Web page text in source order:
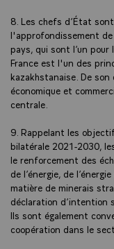
8. Les chefs d’État
l'approfondissement
pays, qui sont l’un
France est l'un des
kazakhstanaise. De
économique et
centrale.
9. Rappelant les
bilatérale 2021-2030,
le renforcement des
de l’énergie, de
matière de minerais
déclaration d’intention
Ils sont également
coopération dans le